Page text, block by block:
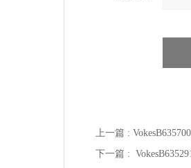
上一篇 :
下一篇 :